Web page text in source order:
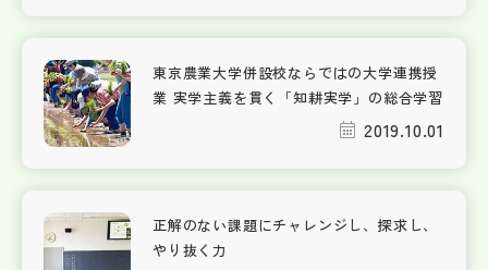
東京農業大学併設校ならではの大学連携授
業 実学主義を貫く「知耕実学」の総合学習
2019.10.01
正解のない課題にチャレンジし、探求し、
やり抜く力